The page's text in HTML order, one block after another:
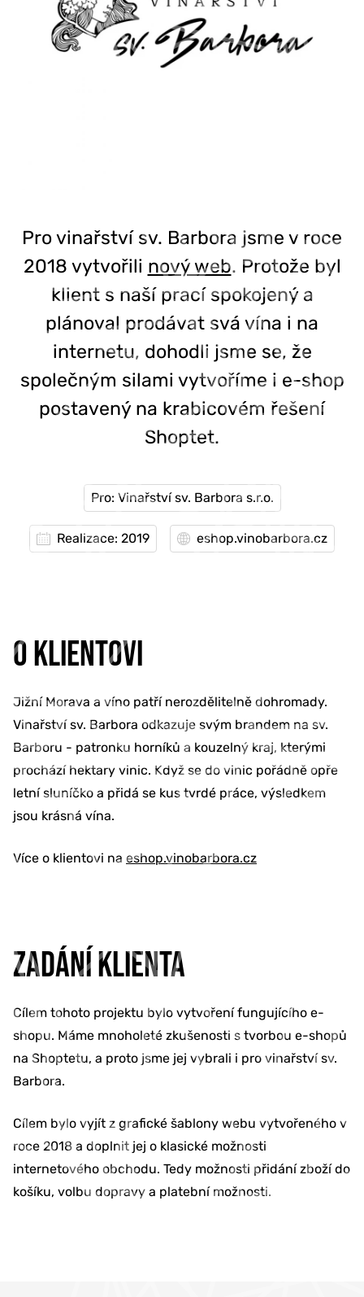
Pro vinařství sv. Barbora jsme v roce
2018 vytvořili nový web. Protože byl
klient s naší prací spokojený a
plánoval prodávat svá vína i na
internetu, dohodli jsme se, že
společným silami vytvoříme i e-shop
postavený na krabicovém řešení
Shoptet.
Pro: Vinařství sv. Barbora s.r.o.
Realizace: 2019 eshop.vinobarbora.cz
O KLIENTOVI
Jižní Morava a víno patří nerozdělitelně dohromady.
Vinařství sv. Barbora odkazuje svým brandem na sv.
Barboru - patronku horníků a kouzelný kraj, kterými
prochází hektary vinic. Když se do vinic pořádně opře
letní sluníčko a přidá se kus tvrdé práce, výsledkem
jsou krásná vína.
Více o klientovi na eshop.vinobarbora.cz
ZADÁNÍ KLIENTA
Cílem tohoto projektu bylo vytvoření fungujícího e-
shopu. Máme mnoholeté zkušenosti s tvorbou e-shopů
na Shoptetu, a proto jsme jej vybrali i pro vinařství sv.
Barbora.
Cílem bylo vyjít z grafické šablony webu vytvořeného v
roce 2018 a doplnit jej o klasické možnosti
internetového obchodu. Tedy možnosti přidání zboží do
košíku, volbu dopravy a platební možnosti.